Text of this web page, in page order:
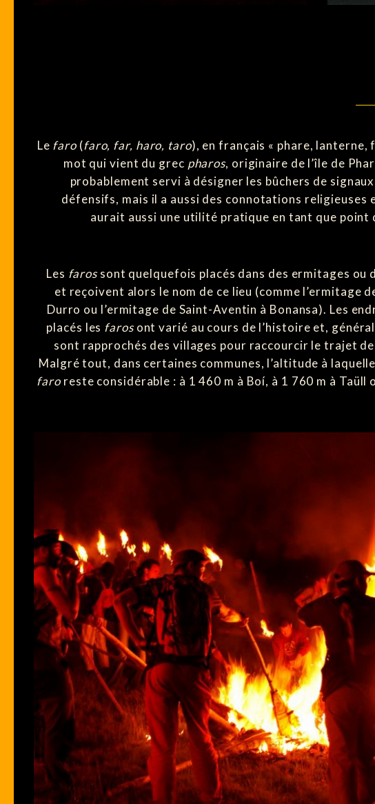
Le faro (faro, far, haro, taro), en français « phare, lanterne,
mot qui vient du grec pharos, originaire de l’île de
probablement servi à désigner les bûchers de
défensifs, mais il a aussi des connotations religieuses
aurait aussi une utilité pratique en tant que point
Les farossont quelquefois placés dans des ermitages ou
et reçoivent alors le nom de ce lieu (comme l’ermitage
Durro ou l’ermitage de Saint-Aventin à Bonansa). Les
placés les farosont varié au cours de l’histoire et,
sont rapprochés des villages pour raccourcir le trajet
Malgré tout, dans certaines communes, l’altitude à
faro reste considérable : à 1 460 m à Boí, à 1 760 m à Taüll